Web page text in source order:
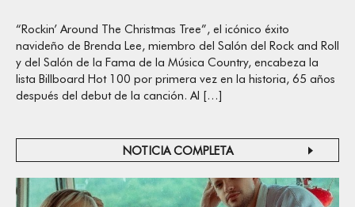
“Rockin’ Around The Christmas Tree”, el icónico éxito
navideño de Brenda Lee, miembro del Salón del Rock and Roll
y del Salón de la Fama de la Música Country, encabeza la
lista Billboard Hot 100 por primera vez en la historia, 65 años
después del debut de la canción. Al […]
NOTICIA COMPLETA